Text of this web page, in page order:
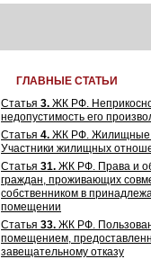
ГЛАВНЫЕ СТАТЬИ
Статья 3. ЖК РФ.
недопустимость его
Статья 4. ЖК РФ. Жилищные
Участники жилищных
Статья 31. ЖК РФ. Права и
граждан, проживающих
собственником в
помещении
Статья 33. ЖК РФ.
помещением,
завещательному отказу